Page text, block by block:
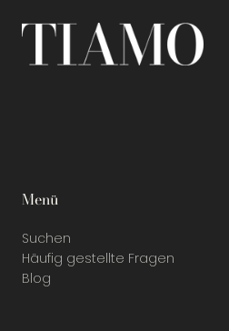
Menü
Suchen
Häufig gestellte Fragen
Blog